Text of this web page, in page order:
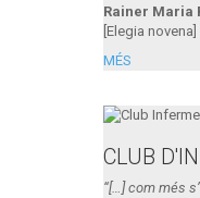
Rainer Maria
[Elegia novena]
MÉS
CLUB
“[…] com més